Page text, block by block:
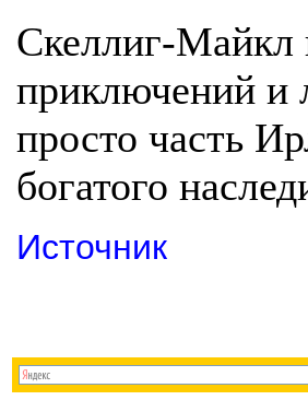
Скеллиг-Майкл
приключений и
просто часть
богатого
Источник